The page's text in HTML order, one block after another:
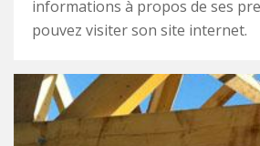
informations à propos de ses
pouvez visiter son site internet.